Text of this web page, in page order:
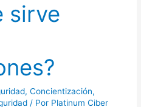
sirve
,Concientización,
/ Por Platinum Ciber